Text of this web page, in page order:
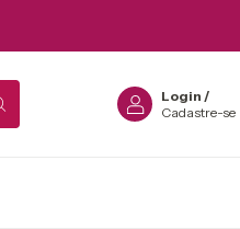
Login /
Cadastre-se